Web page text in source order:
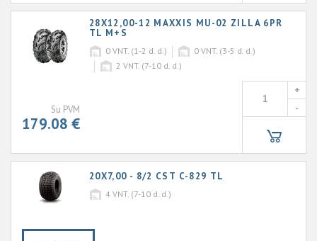
28X12,00-12 MAXXIS MU-02 ZILLA 6PR
TL M+S
0 VNT. (1-2 d. d.) 0 VNT. (3-5 d. d.)
2 VNT. (7-10 d. d.)
Su PVM
179.08 €
+
-
20X7,00 - 8/2 CST C-829 TL
4 VNT. (7-10 d. d.)